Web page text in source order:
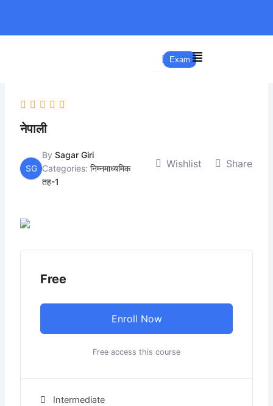
content
Exam
नेपाली
SG
BySagar Giri
Categories:निम्नमाध्यमिक
तह-1
Wishlist Share
Free
Enroll Now
Free access this course
Intermediate